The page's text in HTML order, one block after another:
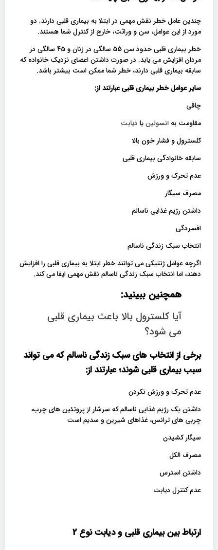
چندین عامل خطر نقش مهمی در ابتلا به بیماری قلبی دارند. دو
مورد از این عوامل، سن و وراثت، خارج از کنترل شما هستند.
خطر بیماری قلبی حدود سن 55 سالگی در زنان و 45 سالگی در
مردان افزایش می یابد. در صورت داشتن اعضای نزدیک خانواده که
سابقه بیماری قلبی دارند، خطر شما ممکن است بیشتر باشد.
سایر عوامل خطر بیماری قلبی عبارتند از:
چاقی
مقاومت به انسولینیا دیابت
کلسترول و فشار خون بالا
سابقه خانوادگی بیماری قلبی
عدم تحرک و ورزش
مصرف سیگار
داشتن رژیم غذایی ناسالم
افسردگی
انتخاب سبک زندگی ناسالم
اگرچه عوامل ژنتیکی می توانند خطر ابتلا به بیماری قلبی را افزایش
دهند، اما انتخاب سبک زندگی ناسالم نقش مهمی ایفا می کند.
همچنین ببینید:
آیا کلسترول بالا باعث بیماری قلبی
می شود؟
برخی از انتخاب های سبک زندگی ناسالم که می تواند
سبب بیماری قلبی شوند؛ عبارتند از:
عدم تحرک و ورزش نکردن
داشتن یک رژیم غذایی ناسالم که سرشار از پروتئین های چرب،
چربی های ترانس، غذاهای شیرین و سدیم است
سیگار کشیدن
مصرف الکل
داشتن استرس
عدم کنترل دیابت
ارتباط بین بیماری قلبی و دیابت نوع 2